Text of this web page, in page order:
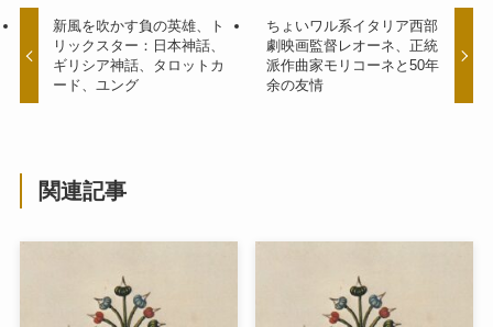
新風を吹かす負の英雄、ト
リックスター：日本神話、
ギリシア神話、タロットカ
ード、ユング
ちょいワル系イタリア西部
劇映画監督レオーネ、正統
派作曲家モリコーネと50年
余の友情
関連記事